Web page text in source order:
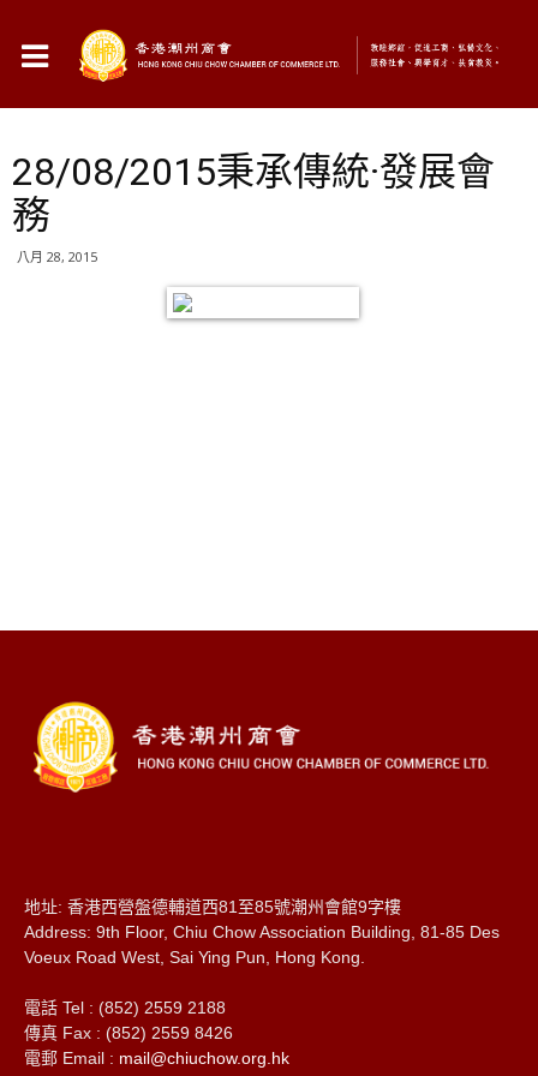
28/08/2015秉承傳統·發展會
務
八月 28, 2015
地址: 香港西營盤德輔道西81至85號潮州會館9字樓
Address: 9th Floor, Chiu Chow Association Building, 81-85 Des
Voeux Road West, Sai Ying Pun, Hong Kong.
電話 Tel : (852) 2559 2188
傳真 Fax : (852) 2559 8426
電郵 Email : mail@chiuchow.org.hk